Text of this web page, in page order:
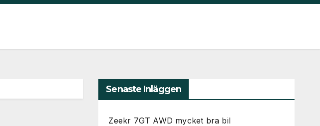
Senaste Inläggen
Zeekr 7GT AWD mycket bra bil